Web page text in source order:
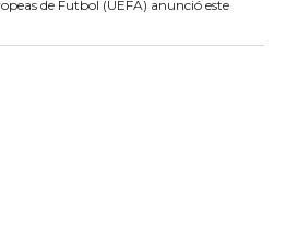
de Futbol (UEFA) anunció este